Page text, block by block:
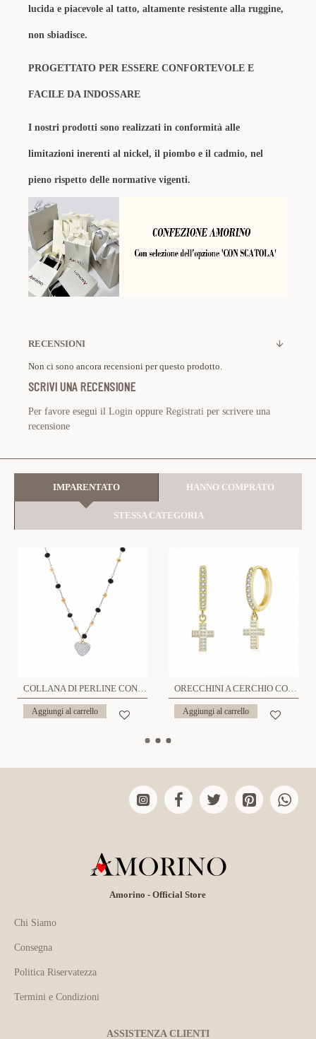
lucida e piacevole al tatto, altamente resistente alla ruggine,
non sbiadisce.
PROGETTATO PER ESSERE CONFORTEVOLE E
FACILE DA INDOSSARE
I nostri prodotti sono realizzati in conformità alle
limitazioni inerenti al nickel, il piombo e il cadmio, nel
pieno rispetto delle normative vigenti.
RECENSIONI
Non ci sono ancora recensioni per questo prodotto.
SCRIVI UNA RECENSIONE
Per favore esegui il Login oppure Registrati per scrivere una
recensione
IMPARENTATO HANNO COMPRATO
STESSA CATEGORIA
COLLANA DI PERLINE CON CIONDOLO CUORE IN STRASS - JN2136368B25
Aggiungi al carrello
ORECCHINI A CERCHIO CON CROCE ZIRCONIA - JN24824A881
Aggiungi al carrello
Amorino - Official Store
Chi Siamo
Consegna
Politica Riservatezza
Termini e Condizioni
ASSISTENZA CLIENTI